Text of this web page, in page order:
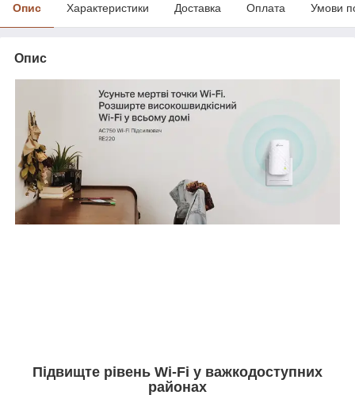
Опис Характеристики Доставка Оплата Умови
Опис
Підвищте рівень Wi-Fi у важкодоступних
районах